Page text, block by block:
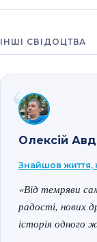
ІНШІ СВІДОЦТВА
Олексій
Знайшов
«Від темряви
радості, нових
історія одного